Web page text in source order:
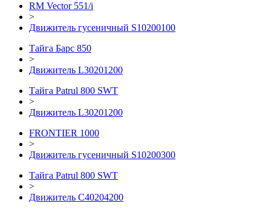
RM Vector 551/i
>
Движитель гусеничный S10200100
Тайга Барс 850
>
Движитель L30201200
Тайга Patrul 800 SWT
>
Движитель L30201200
FRONTIER 1000
>
Движитель гусеничный S10200300
Тайга Patrul 800 SWT
>
Движитель С40204200